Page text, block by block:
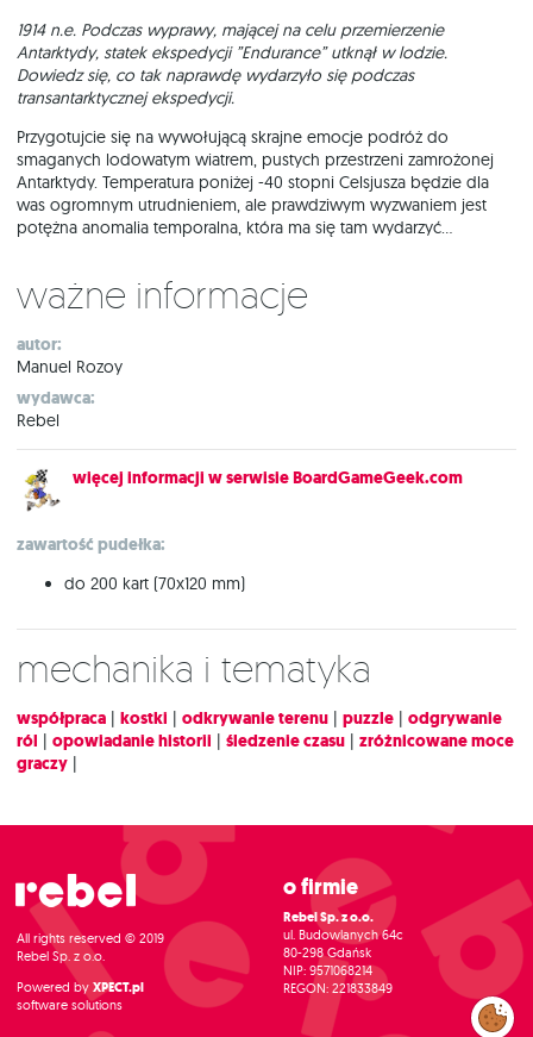
1914 n.e. Podczas wyprawy, mającej na celu przemierzenie
Antarktydy, statek ekspedycji ”Endurance” utknął w lodzie.
Dowiedz się, co tak naprawdę wydarzyło się podczas
transantarktycznej ekspedycji.
Przygotujcie się na wywołującą skrajne emocje podróż do
smaganych lodowatym wiatrem, pustych przestrzeni zamrożonej
Antarktydy. Temperatura poniżej -40 stopni Celsjusza będzie dla
was ogromnym utrudnieniem, ale prawdziwym wyzwaniem jest
potężna anomalia temporalna, która ma się tam wydarzyć...
Ważne informacje
autor:
Manuel Rozoy
wydawca:
Rebel
więcej informacji w serwisie BoardGameGeek.com
zawartość pudełka:
do 200 kart (70x120 mm)
Mechanika i tematyka
współpraca | kostki | odkrywanie terenu | puzzle | odgrywanie
ról | opowiadanie historii | śledzenie czasu | zróżnicowane moce
graczy |
All rights reserved © 2019
Rebel Sp. z o.o.
Powered by XPECT.pl
software solutions
O firmie
Rebel Sp. z o.o.
ul. Budowlanych 64c
80-298 Gdańsk
NIP: 9571068214
REGON: 221833849
Zarządzaj
preferencjami
cookies